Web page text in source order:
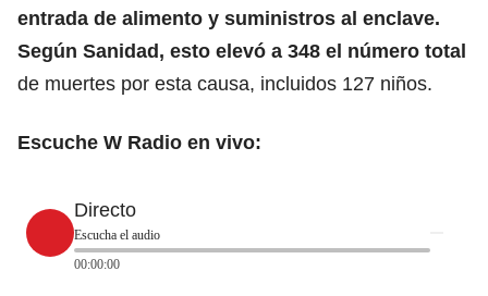
entrada de alimento y suministros al enclave.
Según Sanidad, esto elevó a 348 el número total
de muertes por esta causa, incluidos 127 niños.
Escuche W Radio en vivo:
Directo
Escucha el audio
00:00:00